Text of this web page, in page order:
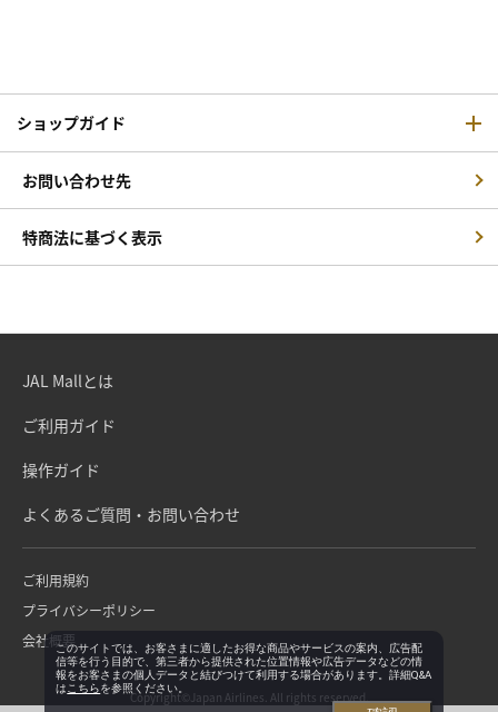
ショップガイド
お問い合わせ先
特商法に基づく表示
JAL Mallとは
ご利用ガイド
操作ガイド
よくあるご質問・お問い合わせ
ご利用規約
プライバシーポリシー
会社概要
Copyright©Japan Airlines. All rights reserved.
このサイトでは、お客さまに適したお得な商品やサービスの案内、広告配
信等を行う目的で、第三者から提供された位置情報や広告データなどの情
報をお客さまの個人データと結びつけて利用する場合があります。詳細Q&A
は こちらを参照ください。